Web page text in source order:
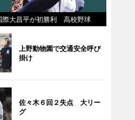
際大昌平が初勝利 高校野球
上野動物園で交通安全呼び
掛け
佐々木６回２失点 大リー
グ